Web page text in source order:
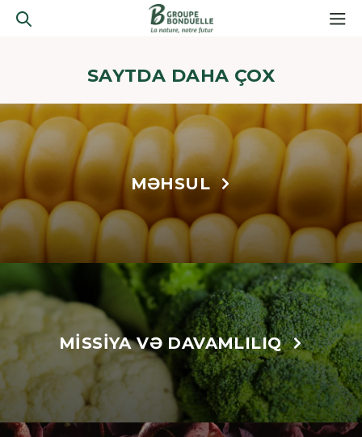
SAYTDA DAHA ÇOX
MƏHSUL
MISSIYA VƏ DAVAMLILIQ